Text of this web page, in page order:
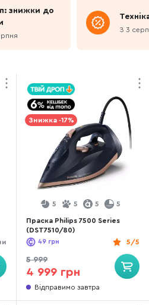
знижки до
З 3
Знижка -17%
5 5 5 5
Праска Philips 7500 Series
(DST7510/80)
5/5
49 грн
5 999
4 999 грн
Відправимо завтра